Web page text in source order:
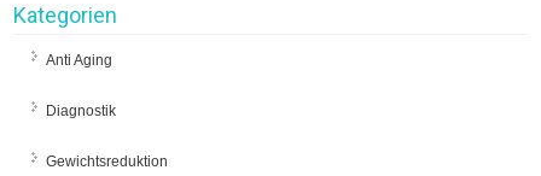
Kategorien
Anti Aging
Diagnostik
Gewichtsreduktion